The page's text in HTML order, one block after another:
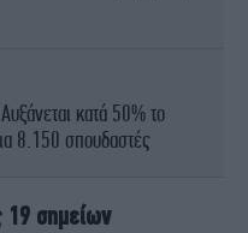
κατά 50% το
8.150 σπουδαστές
19 σημείων